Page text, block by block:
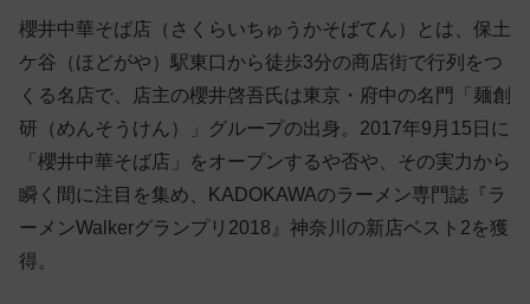
櫻井中華そば店（さくらいちゅうかそばてん）とは、保土
ケ谷（ほどがや）駅東口から徒歩3分の商店街で行列をつ
くる名店で、店主の櫻井啓吾氏は東京・府中の名門「麺創
研（めんそうけん）」グループの出身。2017年9月15日に
「櫻井中華そば店」をオープンするや否や、その実力から
瞬く間に注目を集め、KADOKAWAのラーメン専門誌『ラ
ーメンWalkerグランプリ2018』神奈川の新店ベスト2を獲
得。